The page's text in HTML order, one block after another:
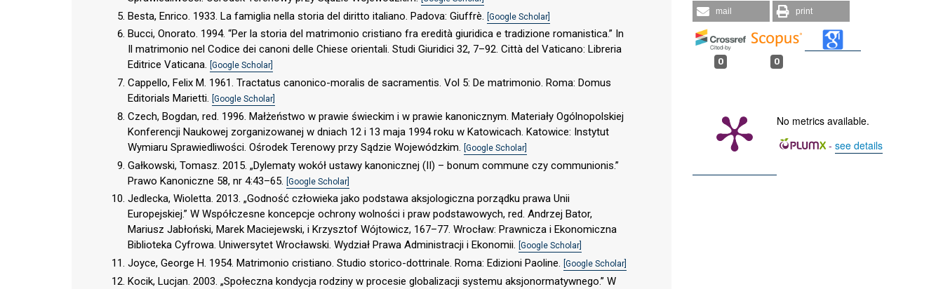
Besta, Enrico. 1933. La famiglia nella storia del diritto italiano. Padova: Giuffrè. [Google Scholar]
Bucci, Onorato. 1994. “Per la storia del matrimonio cristiano fra eredità giuridica e tradizione romanistica.” In
Il matrimonio nel Codice dei canoni delle Chiese orientali. Studi Giuridici 32, 7–92. Città del Vaticano: Libreria
Editrice Vaticana. [Google Scholar]
Cappello, Felix M. 1961. Tractatus canonico-moralis de sacramentis. Vol 5: De matrimonio. Roma: Domus
Editorials Marietti. [Google Scholar]
Czech, Bogdan, red. 1996. Małżeństwo w prawie świeckim i w prawie kanonicznym. Materiały Ogólnopolskiej
Konferencji Naukowej zorganizowanej w dniach 12 i 13 maja 1994 roku w Katowicach. Katowice: Instytut
Wymiaru Sprawiedliwości. Ośrodek Terenowy przy Sądzie Wojewódzkim. [Google Scholar]
Gałkowski, Tomasz. 2015. „Dylematy wokół ustawy kanonicznej (II) – bonum commune czy communionis.”
Prawo Kanoniczne 58, nr 4:43–65. [Google Scholar]
Jedlecka, Wioletta. 2013. „Godność człowieka jako podstawa aksjologiczna porządku prawa Unii
Europejskiej.” W Współczesne koncepcje ochrony wolności i praw podstawowych, red. Andrzej Bator,
Mariusz Jabłoński, Marek Maciejewski, i Krzysztof Wójtowicz, 167–77. Wrocław: Prawnicza i Ekonomiczna
Biblioteka Cyfrowa. Uniwersytet Wrocławski. Wydział Prawa Administracji i Ekonomii. [Google Scholar]
Joyce, George H. 1954. Matrimonio cristiano. Studio storico-dottrinale. Roma: Edizioni Paoline. [Google Scholar]
Kocik, Lucjan. 2003. „Społeczna kondycja rodziny w procesie globalizacji systemu aksjonormatywnego.” W
mail print
0 0
No metrics available.
- see details